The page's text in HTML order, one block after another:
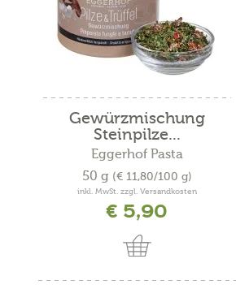
Gewürzmischung
Steinpilze...
Eggerhof Pasta
50 g (€ 11,80/100 g)
inkl. MwSt. zzgl. Versandkosten
€ 5,90